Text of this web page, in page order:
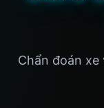
Chẩn đoán